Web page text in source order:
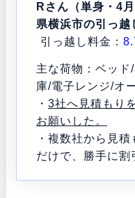
Rさん（単身・4
県横浜市の引っ越
引っ越し料金：
主な荷物：ベッ
庫/電子レンジ/オ
・ 3社へ見積もり
お願いした。
・複数社から見
だけで、勝手に割